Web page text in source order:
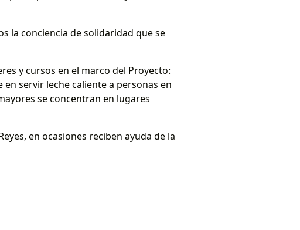
la conciencia de solidaridad que se
y cursos en el marco del Proyecto:
servir leche caliente a personas en
se concentran en lugares
en ocasiones reciben ayuda de la